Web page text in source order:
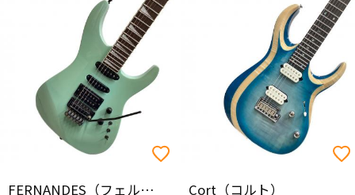
FERNANDES（フェルナンデス）
Cort（コルト）